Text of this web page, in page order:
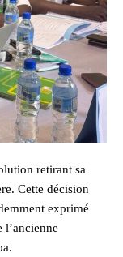
retirant sa
Cette décision
exprimé
l’ancienne